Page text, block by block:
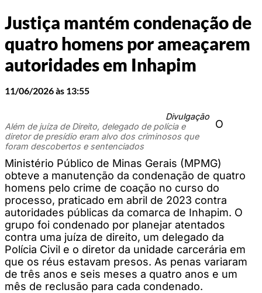
Justiça mantém condenação de
quatro homens por ameaçarem
autoridades em Inhapim
11/06/2026 às 13:55
Divulgação
Além de juíza de Direito, delegado de polícia e
diretor de presídio eram alvo dos criminosos que
foram descobertos e sentenciados
O
Ministério Público de Minas Gerais (MPMG)
obteve a manutenção da condenação de quatro
homens pelo crime de coação no curso do
processo, praticado em abril de 2023 contra
autoridades públicas da comarca de Inhapim. O
grupo foi condenado por planejar atentados
contra uma juíza de direito, um delegado da
Polícia Civil e o diretor da unidade carcerária em
que os réus estavam presos. As penas variaram
de três anos e seis meses a quatro anos e um
mês de reclusão para cada condenado.